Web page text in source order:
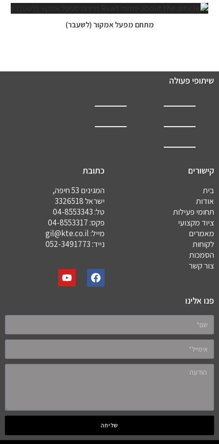
מתחם מפעל אמקור (לשעבר)
שיתופי פעולה
קישורים
בית
אודות
תחומי פעילות
ציוד מקצועי
מאמרים
לקוחות
הסמכות
צור קשר
כתובת
המגינים 53 חיפה,
ישראל 3326518
טל: 04-8553343
פקס: 04-8553317
מייל: gil@kte.co.il
נייד: 052-3491773
פנו אלינו
שליחה